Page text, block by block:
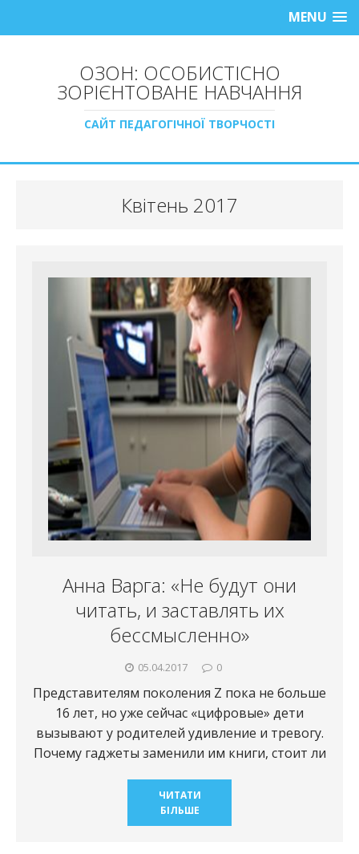
MENU
ОЗОН: ОСОБИСТІСНО
ЗОРІЄНТОВАНЕ НАВЧАННЯ
САЙТ ПЕДАГОГІЧНОЇ ТВОРЧОСТІ
Квітень 2017
Анна Варга: «Не будут они
читать, и заставлять их
бессмысленно»
05.04.2017 0
Представителям поколения Z пока не больше
16 лет, но уже сейчас «цифровые» дети
вызывают у родителей удивление и тревогу.
Почему гаджеты заменили им книги, стоит ли
ЧИТАТИ
БІЛЬШЕ